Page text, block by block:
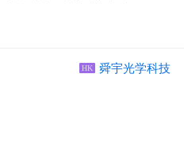
HK 舜宇光学科技